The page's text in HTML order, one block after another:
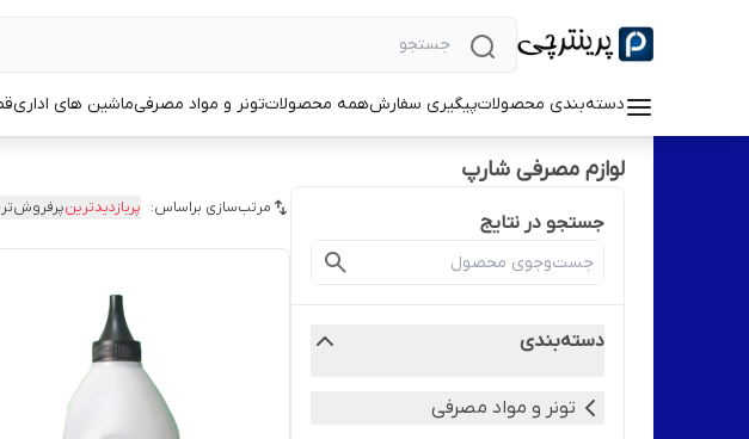
دسته‌بندی محصولاتپیگیری سفارشهمه محصولاتتونر و مواد مصرفیماشین های اداری
لوازم مصرفی شارپ
جستجو در نتایج
دسته‌بندی
تونر و مواد مصرفی
مرتب‌سازی براساس: پربازدیدترین